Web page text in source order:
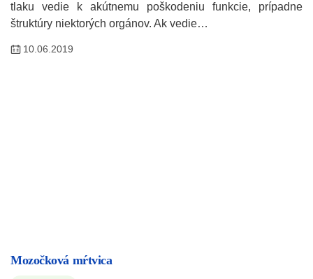
tlaku vedie k akútnemu poškodeniu funkcie, prípadne
štruktúry niektorých orgánov. Ak vedie…
10.06.2019
Mozočková mŕtvica